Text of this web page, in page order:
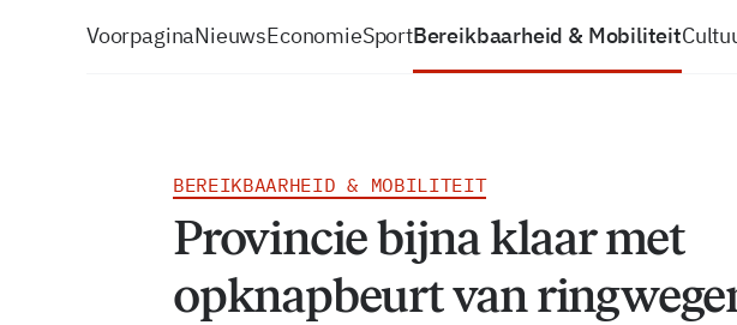
VoorpaginaNieuwsEconomieSportBereikbaarheid & Mobiliteit
BEREIKBAARHEID & MOBILITEIT
Provincie bijna klaar met
opknapbeurt van